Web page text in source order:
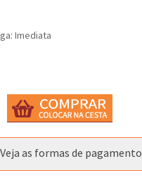
Imediata
Veja as formas de pagamento